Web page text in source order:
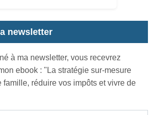
newsletter
à ma newsletter, vous recevrez
ebook : "La stratégie sur-mesure
famille, réduire vos impôts et vivre de